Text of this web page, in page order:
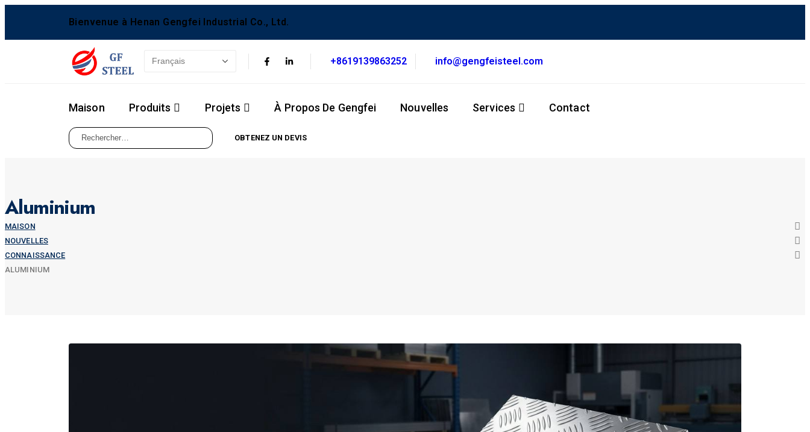
Bienvenue à Henan Gengfei Industrial Co., Ltd.
+8619139863252 info@gengfeisteel.com
Maison Produits Projets À Propos De Gengfei Nouvelles Services Contact
OBTENEZ UN DEVIS
Aluminium
MAISON
NOUVELLES
CONNAISSANCE
ALUMINIUM